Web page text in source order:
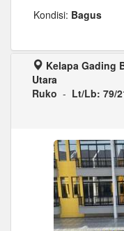
Kondisi: Bagus
Kelapa Gading
Utara
Ruko - Lt/Lb: 79/